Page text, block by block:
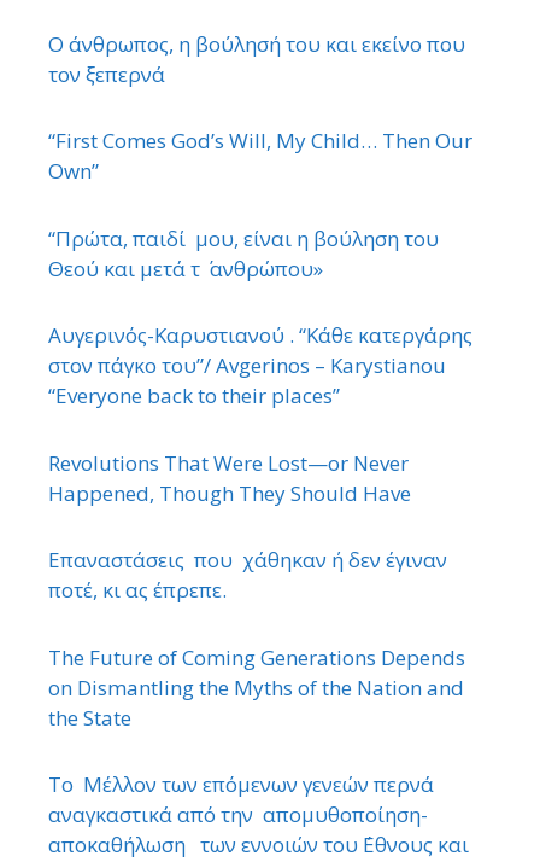
Ο άνθρωπος, η βούλησή του και εκείνο που
τον ξεπερνά
“First Comes God’s Will, My Child… Then Our
Own”
“Πρώτα, παιδί μου, είναι η βούληση του
Θεού και μετά τ ΄ ανθρώπου»
Αυγερινός-Καρυστιανού . “Κάθε κατεργάρης
στον πάγκο του”/ Avgerinos – Karystianou
“Εveryone back to their places”
Revolutions That Were Lost—or Never
Happened, Though They Should Have
Επαναστάσεις που χάθηκαν ή δεν έγιναν
ποτέ, κι ας έπρεπε.
The Future of Coming Generations Depends
on Dismantling the Myths of the Nation and
the State
Το Μέλλον των επόμενων γενεών περνά
αναγκαστικά από την απομυθοποίηση-
αποκαθήλωση των εννοιών του ΄Εθνους και